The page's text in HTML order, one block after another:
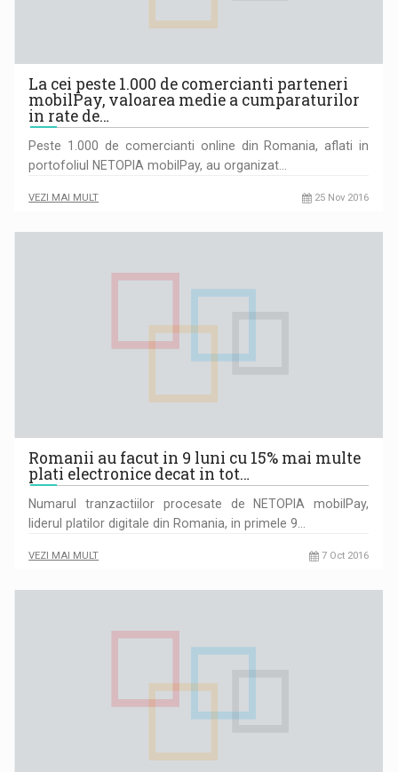
La cei peste 1.000 de comercianti parteneri
mobilPay, valoarea medie a cumparaturilor
in rate de…
Peste 1.000 de comercianti online din Romania, aflati in
portofoliul NETOPIA mobilPay, au organizat…
VEZI MAI MULT 25 Nov 2016
Romanii au facut in 9 luni cu 15% mai multe
plati electronice decat in tot…
Numarul tranzactiilor procesate de NETOPIA mobilPay,
liderul platilor digitale din Romania, in primele 9…
VEZI MAI MULT 7 Oct 2016